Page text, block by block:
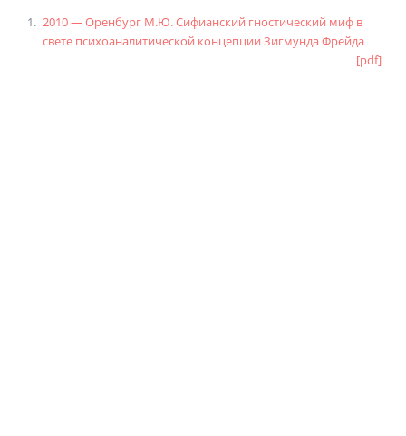
2010 — Оренбург М.Ю. Сифианский гностический миф в
свете психоаналитической концепции Зигмунда Фрейда
[pdf]